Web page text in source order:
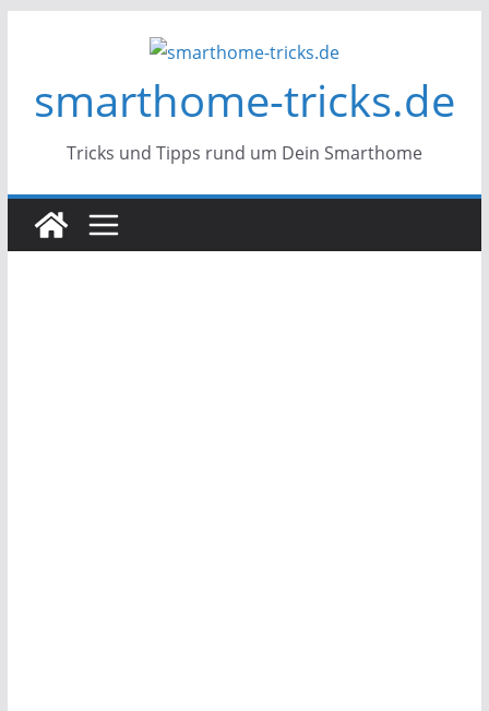
smarthome-tricks.de
Tricks und Tipps rund um Dein Smarthome